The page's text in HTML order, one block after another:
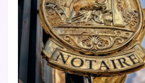
Наши форумы